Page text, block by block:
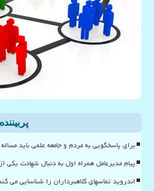
برای پاسخگویی به مردم و جامعه علمی باید
پیام مدیرعامل همراه اول به دنبال شهادت یکی
اندروید تماسهای کلاهبرداران را شناسایی می